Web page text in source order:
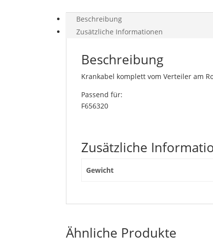
Menge
Beschreibung
Zusätzliche Informationen
Beschreibung
Krankabel komplett vom Verteiler am
Passend für:
F656320
Zusätzliche
Gewicht
Ähnliche Produkte